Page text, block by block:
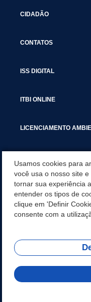
CIDADÃO
CONTATOS
ISS DIGITAL
ITBI ONLINE
LICENCIAMENTO
SERVIÇOS
SERVIÇOS DO
REDES SOCIAIS
Usamos cookies para
você usa o nosso site
tornar sua experiência
entender os tipos de
clique em 'Definir
consente com a